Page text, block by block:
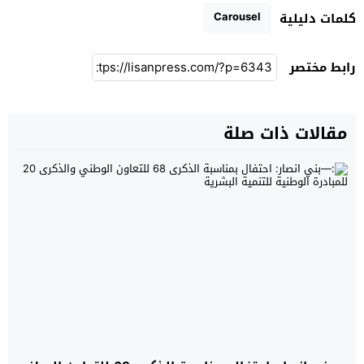
كلمات دليلية Carousel
رابط مختصر
مقالات ذات صلة